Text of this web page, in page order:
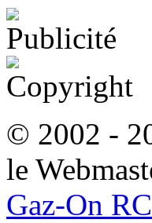
© 2002 -
le
Gaz-On